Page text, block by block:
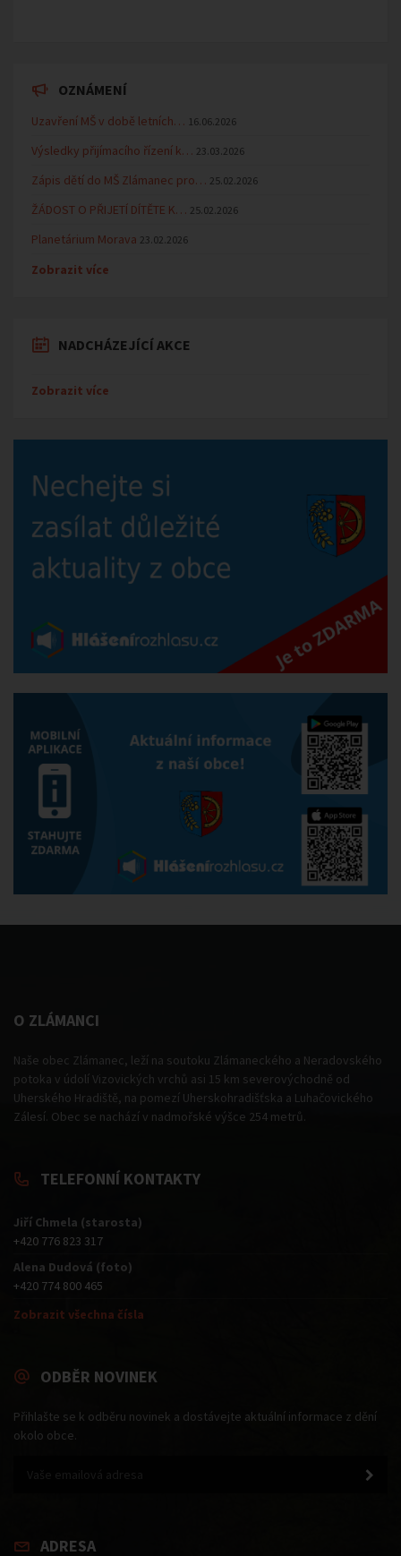
OZNÁMENÍ
Uzavření MŠ v době letních… 16.06.2026
Výsledky přijímacího řízení k… 23.03.2026
Zápis dětí do MŠ Zlámanec pro… 25.02.2026
ŽÁDOST O PŘIJETÍ DÍTĚTE K… 25.02.2026
Planetárium Morava 23.02.2026
Zobrazit více
NADCHÁZEJÍCÍ AKCE
Zobrazit více
O ZLÁMANCI
Naše obec Zlámanec, leží na soutoku Zlámaneckého a Neradovského
potoka v údolí Vizovických vrchů asi 15 km severovýchodně od
Uherského Hradiště, na pomezí Uherskohradišťska a Luhačovického
Zálesí. Obec se nachází v nadmořské výšce 254 metrů.
TELEFONNÍ KONTAKTY
Jiří Chmela (starosta)
+420 776 823 317
Alena Dudová (foto)
+420 774 800 465
Zobrazit všechna čísla
ODBĚR NOVINEK
Přihlašte se k odběru novinek a dostávejte aktuální informace z dění
okolo obce.
ADRESA